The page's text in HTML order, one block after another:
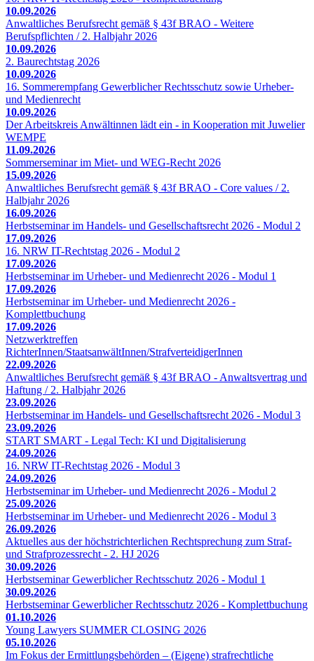
10.09.2026
Anwaltliches Berufsrecht gemäß § 43f BRAO - Weitere
Berufspflichten / 2. Halbjahr 2026
10.09.2026
2. Baurechtstag 2026
10.09.2026
16. Sommerempfang Gewerblicher Rechtsschutz sowie Urheber-
und Medienrecht
10.09.2026
Der Arbeitskreis Anwältinnen lädt ein - in Kooperation mit Juwelier
WEMPE
11.09.2026
Sommerseminar im Miet- und WEG-Recht 2026
15.09.2026
Anwaltliches Berufsrecht gemäß § 43f BRAO - Core values / 2.
Halbjahr 2026
16.09.2026
Herbstseminar im Handels- und Gesellschaftsrecht 2026 - Modul 2
17.09.2026
16. NRW IT-Rechtstag 2026 - Modul 2
17.09.2026
Herbstseminar im Urheber- und Medienrecht 2026 - Modul 1
17.09.2026
Herbstseminar im Urheber- und Medienrecht 2026 -
Komplettbuchung
17.09.2026
Netzwerktreffen
RichterInnen/StaatsanwältInnen/StrafverteidigerInnen
22.09.2026
Anwaltliches Berufsrecht gemäß § 43f BRAO - Anwaltsvertrag und
Haftung / 2. Halbjahr 2026
23.09.2026
Herbstseminar im Handels- und Gesellschaftsrecht 2026 - Modul 3
23.09.2026
START SMART - Legal Tech: KI und Digitalisierung
24.09.2026
16. NRW IT-Rechtstag 2026 - Modul 3
24.09.2026
Herbstseminar im Urheber- und Medienrecht 2026 - Modul 2
25.09.2026
Herbstseminar im Urheber- und Medienrecht 2026 - Modul 3
26.09.2026
Aktuelles aus der höchstrichterlichen Rechtsprechung zum Straf-
und Strafprozessrecht - 2. HJ 2026
30.09.2026
Herbstseminar Gewerblicher Rechtsschutz 2026 - Modul 1
30.09.2026
Herbstseminar Gewerblicher Rechtsschutz 2026 - Komplettbuchung
01.10.2026
Young Lawyers SUMMER CLOSING 2026
05.10.2026
Im Fokus der Ermittlungsbehörden – (Eigene) strafrechtliche